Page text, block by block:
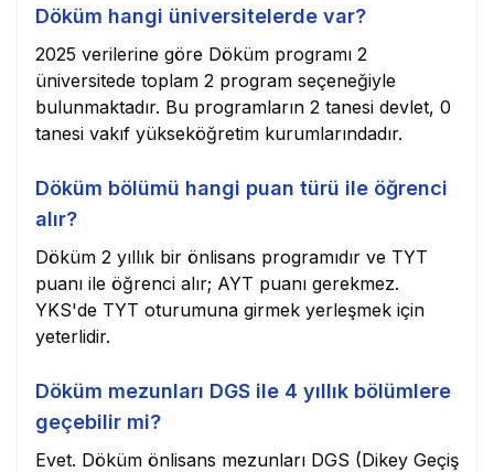
Döküm hangi üniversitelerde var?
2025 verilerine göre Döküm programı 2
üniversitede toplam 2 program seçeneğiyle
bulunmaktadır. Bu programların 2 tanesi devlet, 0
tanesi vakıf yükseköğretim kurumlarındadır.
Döküm bölümü hangi puan türü ile öğrenci
alır?
Döküm 2 yıllık bir önlisans programıdır ve TYT
puanı ile öğrenci alır; AYT puanı gerekmez.
YKS'de TYT oturumuna girmek yerleşmek için
yeterlidir.
Döküm mezunları DGS ile 4 yıllık bölümlere
geçebilir mi?
Evet. Döküm önlisans mezunları DGS (Dikey Geçiş